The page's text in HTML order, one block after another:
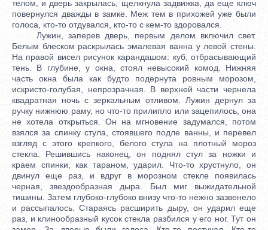
телом, и дверь закрылась, щелкнула задвижка, да еще ключ
повернулся дважды в замке. Меж тем в прихожей уже были
голоса, кто-то отдувался, кто-то с кем-то здоровался.
Лужин, заперев дверь, первым делом включил свет.
Белым блеском раскрылась эмалевая ванна у левой стены.
На правой висел рисунок карандашом: куб, отбрасывающий
тень. В глубине, у окна, стоял невысокий комод. Нижняя
часть окна была как будто подернута ровным морозом,
искристо-голубая, непрозрачная. В верхней части чернела
квадратная ночь с зеркальным отливом. Лужин дернул за
ручку нижнюю раму, но что-то прилипло или зацепилось, она
не хотела открыться. Он на мгновение задумался, потом
взялся за спинку стула, стоявшего подле ванны, и перевел
взгляд с этого крепкого, белого стула на плотный мороз
стекла. Решившись наконец, он поднял стул за ножки и
краем спинки, как тараном, ударил. Что-то хрустнуло, он
двинул еще раз, и вдруг в морозном стекле появилась
черная, звездообразная дыра. Был миг выжидательной
тишины. Затем глубоко-глубоко внизу что-то нежно зазвенело
и рассыпалось. Стараясь расширить дыру, он ударил еще
раз, и клинообразный кусок стекла разбился у его ног. Тут он